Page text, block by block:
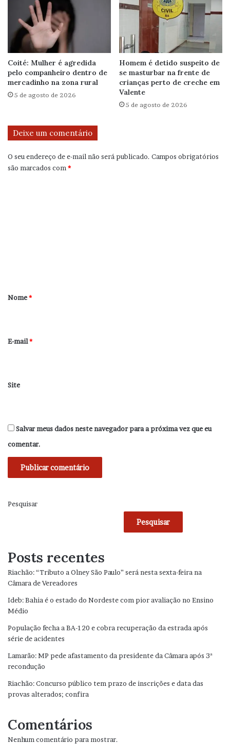
Coité: Mulher é agredida
pelo companheiro dentro de
mercadinho na zona rural
5 de agosto de 2026
Homem é detido suspeito de
se masturbar na frente de
crianças perto de creche em
Valente
5 de agosto de 2026
Deixe um comentário
O seu endereço de e-mail não será publicado. Campos obrigatórios
são marcados com*
r
*
Nome*
E-mail*
Site
Salvar meus dados neste navegador para a próxima vez que eu
comentar.
Pesquisar
Pesquisar
Posts recentes
Riachão: “Tributo a Olney São Paulo” será nesta sexta-feira na
Câmara de Vereadores
Ideb: Bahia é o estado do Nordeste com pior avaliação no Ensino
Médio
População fecha a BA-120 e cobra recuperação da estrada após
série de acidentes
Lamarão: MP pede afastamento da presidente da Câmara após 3ª
recondução
Riachão: Concurso público tem prazo de inscrições e data das
provas alterados; confira
Comentários
Nenhum comentário para mostrar.